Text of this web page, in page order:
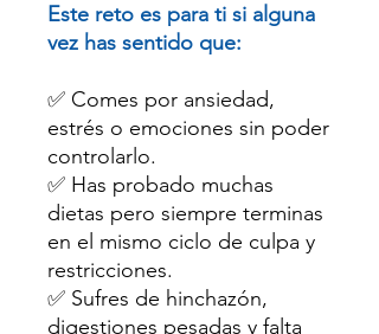
Este reto es para ti si alguna
vez has sentido que:
✅ Comes por ansiedad,
estrés o emociones sin poder
controlarlo.
✅ Has probado muchas
dietas pero siempre terminas
en el mismo ciclo de culpa y
restricciones.
✅ Sufres de hinchazón,
digestiones pesadas y falta